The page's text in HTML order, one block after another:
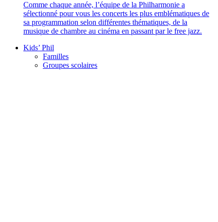
Comme chaque année, l’équipe de la Philharmonie a
sélectionné pour vous les concerts les plus emblématiques de
sa programmation selon différentes thématiques, de la
musique de chambre au cinéma en passant par le free jazz.
Kids’ Phil
Familles
Groupes scolaires